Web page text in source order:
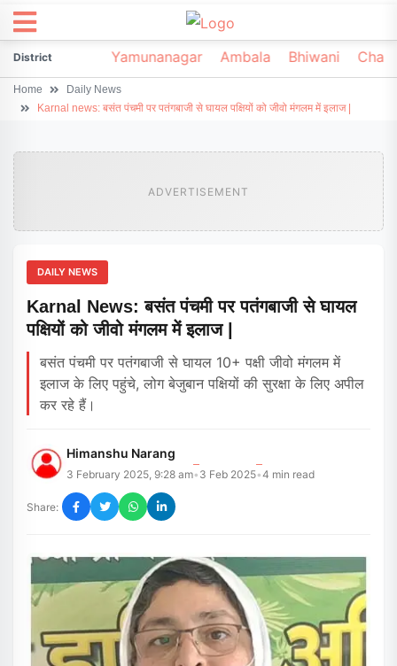
DistrictSonipat Yamunanagar Ambala Bhiwani
Home
Daily News
Karnal news: बसंत पंचमी पर पतंगबाजी से घायल पक्षियों को जीवो मंगलम में इलाज |
ADVERTISEMENT
DAILY NEWS
Karnal News: बसंत पंचमी पर पतंगबाजी से घायल
पक्षियों को जीवो मंगलम में इलाज |
बसंत पंचमी पर पतंगबाजी से घायल 10+ पक्षी जीवो मंगलम में
इलाज के लिए पहुंचे, लोग बेजुबान पक्षियों की सुरक्षा के लिए अपील
कर रहे हैं।
Himanshu Narang
3 February 2025, 9:28 am• 3 Feb 2025•4 min read
Share: